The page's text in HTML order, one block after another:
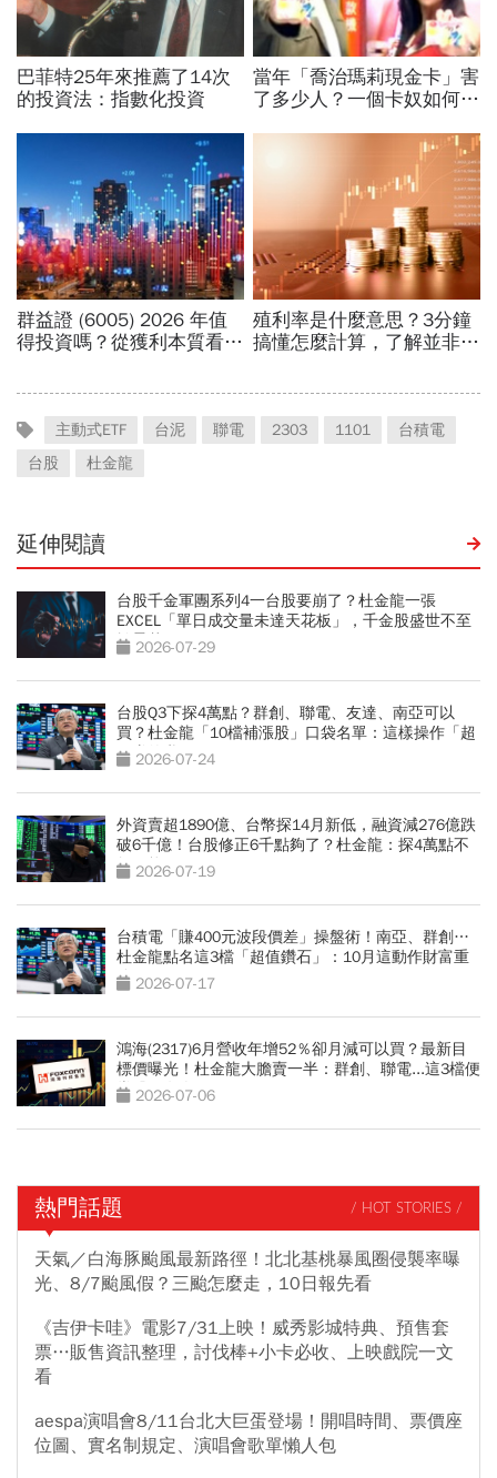
主動式ETF 台泥 聯電 2303 1101
台積電
台股
杜金龍
延伸閱讀
台股千金軍團系列4一台股要崩了？杜金龍一張
EXCEL「單日成交量未達天花板」，千金股盛世不至
於曇花一現
2026-07-29
台股Q3下探4萬點？群創、聯電、友達、南亞可以
買？杜金龍「10檔補漲股」口袋名單：這樣操作「超
好賺的啦」
2026-07-24
外資賣超1890億、台幣探14月新低，融資減276億跌
破6千億！台股修正6千點夠了？杜金龍：探4萬點不
無可能
2026-07-19
台積電「賺400元波段價差」操盤術！南亞、群創…
杜金龍點名這3檔「超值鑽石」：10月這動作財富重
分配2026-07-17
鴻海(2317)6月營收年增52％卻月減可以買？最新目
標價曝光！杜金龍大膽賣一半：群創、聯電...這3檔便
當股更有肉
2026-07-06
熱門話題 / HOT STORIES /
天氣／白海豚颱風最新路徑！北北基桃暴風圈侵襲率曝
光、8/7颱風假？三颱怎麼走，10日報先看
《吉伊卡哇》電影7/31上映！威秀影城特典、預售套
票…販售資訊整理，討伐棒+小卡必收、上映戲院一文
看
aespa演唱會8/11台北大巨蛋登場！開唱時間、票價座
位圖、實名制規定、演唱會歌單懶人包